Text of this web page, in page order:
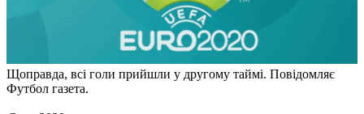
Щоправда, всі голи прийшли у другому таймі. Повідомляє
Футбол газета.